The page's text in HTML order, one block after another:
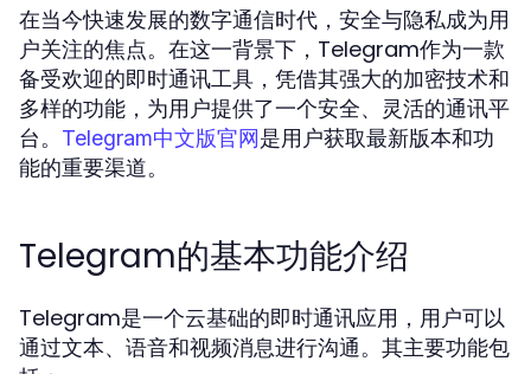
在当今快速发展的数字通信时代，安全与隐私成为用
户关注的焦点。在这一背景下，Telegram作为一款
备受欢迎的即时通讯工具，凭借其强大的加密技术和
多样的功能，为用户提供了一个安全、灵活的通讯平
台。
Telegram中文版官网是用户获取最新版本和功
能的重要渠道。
Telegram的基本功能介绍
Telegram是一个云基础的即时通讯应用，用户可以
通过文本、语音和视频消息进行沟通。其主要功能包